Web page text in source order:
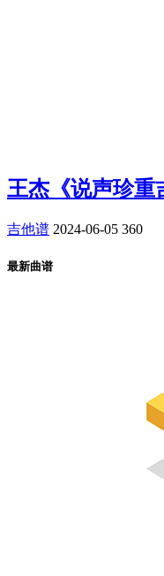
王杰《说声珍重
吉他谱 2024-06-05 360
最新曲谱